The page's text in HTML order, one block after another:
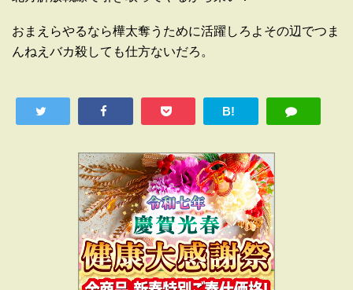
おまえらやるなら樺太奪うために活躍しろよその辺でつま
んねえバカ殺しても仕方ないだろ。
B!